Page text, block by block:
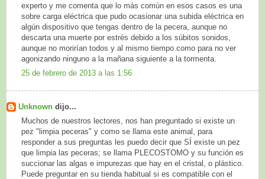
experto y me comenta que lo más común en esos casos es una
sobre carga eléctrica que pudo ocasionar una subida eléctrica en
algún dispositivo que tengas dentro de la pecera, aunque no
descarta una muerte por estrés debido a los súbitos sonidos,
aunque no morirían todos y al mismo tiempo como para no ver
agonizando ninguno a la mañana siguiente a la tormenta.
25 de febrero de 2013 a las 1:56
Unknown dijo...
Muchos de nuestros lectores, nos han preguntado si existe un
pez "limpia peceras" y como se llama este animal, para
responder a sus preguntas les puedo decir que SÍ existe un pez
que limpia las peceras; se llama PLECOSTOMO y su función es
succionar las algas e impurezas que hay en el cristal, o plástico.
Puede preguntar en su tienda habitual si es compatible con el